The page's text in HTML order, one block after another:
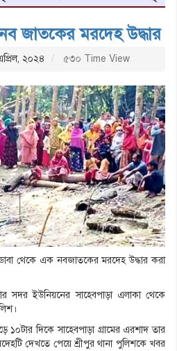
জাতকের মরদেহ উদ্ধার
২০২৪ ৫৩০ Time View
ডোবা থেকে এক নবজাতকের মরদেহ উদ্ধার করা
সদর ইউনিয়নের সাহেবপাড়া এলাকা থেকে
১০টার দিকে সাহেবপাড়া গ্রামের এরশাদ তার
দেখতে পেয়ে শ্রীপুর থানা পুলিশকে খবর